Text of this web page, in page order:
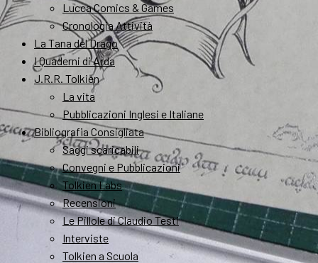
Lucca Comics & Games
Cronologia Attività
La Tana del Drago
I Quaderni di Arda
J.R.R. Tolkien
La vita
Pubblicazioni Inglesi e Italiane
Bibliografia Consigliata
Saggi scaricabili
Convegni e Pubblicazioni
Tolkien Labs
Recensioni
Le Pillole di Claudio Testi
Interviste
Tolkien a Scuola